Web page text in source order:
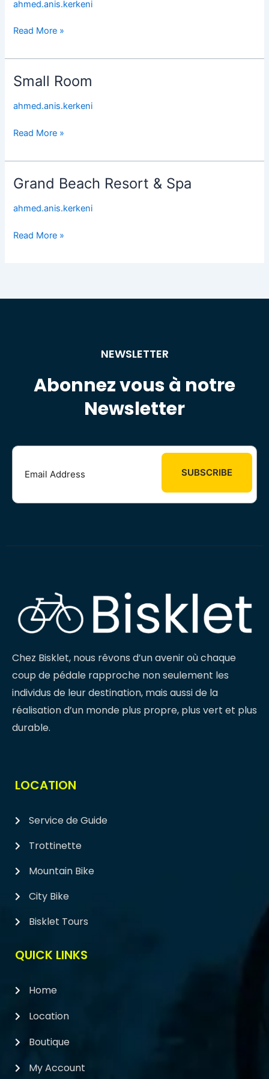
ahmed.anis.kerkeni
Read More »
Small Room
ahmed.anis.kerkeni
Small
Read More »
Grand Beach Resort & Spa
ahmed.anis.kerkeni
Grand
Resort
Spa
Read More »
NEWSLETTER
Abonnez vous à notre
Newsletter
Chez Bisklet, nous rêvons d’un avenir où chaque
coup de pédale rapproche non seulement les
individus de leur destination, mais aussi de la
réalisation d’un monde plus propre, plus vert et plus
durable.
LOCATION
Service de Guide
Trottinette
Mountain Bike
City Bike
Bisklet Tours
QUICK LINKS
Home
Location
Boutique
My Account